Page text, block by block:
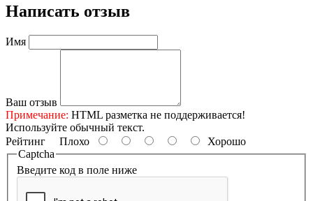
Написать отзыв
Имя
Ваш отзыв
Примечание: HTML разметка не поддерживается!
Используйте обычный текст.
Рейтинг Плохо
Хорошо
Captcha
Введите код в поле ниже